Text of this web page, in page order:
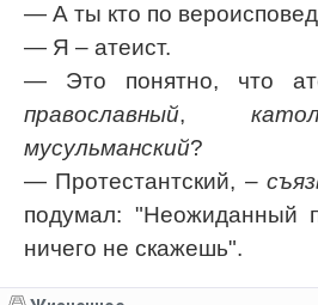
— А ты кто по
— Я – атеист.
— Это понятно, что
православный,
мусульманский?
— Протестантский, –
подумал: "Неожиданный
ничего не скажешь".